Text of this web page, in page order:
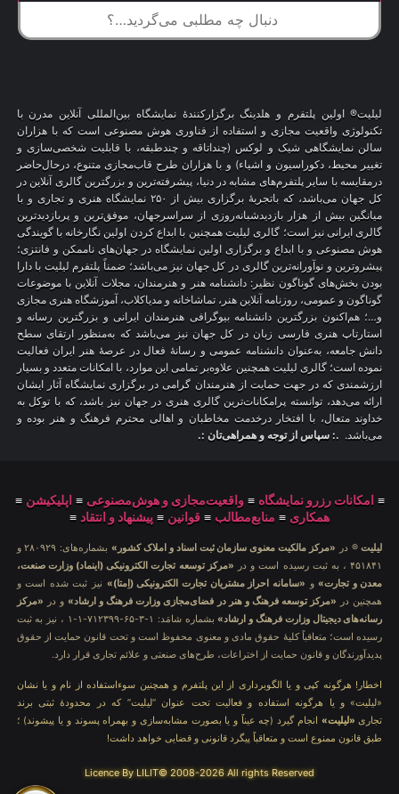
لیلیت® اولین پلتفرم و هلدینگ برگزارکنندهٔ نمایشگاه بین‌المللی آنلاین مدرن با
تکنولوژی واقعیت مجازی و استفاده از فناوری هوش مصنوعی است که با هزاران
سالن نمایشگاهی شیک و لوکس (چنداتاقه و چندطبقه، با قابلیت شخصی‌سازی و
تغییر محیط، دکوراسیون و اشیاء) و با هزاران طرح قاب‌مجازی متنوع، درحال‌حاضر
درمقایسه با سایر پلتفرم‌های مشابه در دنیا، پیشرفته‌ترین و بزرگترین گالری آنلاین در
کل جهان می‌باشد، که باتجربهٔ برگزاری بیش از ۲۵۰ نمایشگاه هنری و تجاری و با
میانگین بیش از هزار بازدیدشبانه‌روزی از سراسرجهان، موفق‌ترین و پربازدیدترین
گالری ایرانی نیز است؛ گالری لیلیت همچنین با ابداع کردن اولین نگارخانه با گویندگی
هوش مصنوعی و با ابداع و برگزاری اولین نمایشگاه در جهان‌های ناممکن و فانتزی؛
پیشروترین و نوآورانه‌ترین گالری در کل جهان نیز می‌باشد؛ ضمناً پلتفرم لیلیت با دارا
بودن بخش‌های گوناگون نظیر: دانشنامه هنر و هنرمندان، مجلات آنلاین با موضوعات
گوناگون و عمومی، روزنامه آنلاین هنر، تماشاخانه و مدیاکلاب، آموزشگاه هنری مجازی
و…؛ هم‌اکنون بزرگترین دانشنامه بیوگرافی هنرمندان ایرانی و بزرگترین رسانه و
استارتاپ هنری فارسی زبان در کل جهان نیز می‌باشد که به‌منظور ارتقای سطح
دانش جامعه، به‌عنوان دانشنامه عمومی و رسانهٔ فعال در عرصهٔ هنر ایران فعالیت
نموده است؛ گالری لیلیت همچنین علاوه‌بر تمامی این موارد، با امکانات متعدد و بسیار
ارزشمندی که در جهت حمایت از هنرمندان گرامی در برگزاری نمایشگاه آثار ایشان
ارائه می‌دهد، توانسته پرامکانات‌ترین گالری هنری در جهان نیز باشد، که با توکل به
خداوند متعال، با افتخار درخدمت مخاطبان و اهالی محترم فرهنگ و هنر بوده و
می‌باشد. .: سپاس از توجه و همراهی‌تان :.
≡ امکانات رزرو نمایشگاه ≡واقعیت‌مجازی و هوش‌مصنوعی ≡ اپلیکیشن ≡
همکاری ≡ منابع‌مطالب ≡ قوانین ≡ پیشنهاد و انتقاد ≡
لیلیت® در «مرکز مالکیت معنوی سازمان ثبت اسناد و املاک کشور»
بشماره‌های: ۲۸۰۹۲۹ و
۴۵۱۸۴۱ ، به ثبت رسیده است و در
«مرکز توسعه تجارت الکترونیکی (اینماد) وزارت صنعت،
معدن و تجارت»و «سامانه احراز مشتریان تجارت الکترونیکی (اِمتا)» نیز ثبت شده است و
همچنین در «مرکز توسعه فرهنگ و هنر در فضای‌مجازی وزارت فرهنگ و ارشاد» و در «مرکز
رسانه‌های دیجیتال وزارت فرهنگ و ارشاد»
بشماره شامَد: ۱-۳-۶۵-۷۱۲۳۹۹-۱-۱ ، نیز به ثبت
رسیده است؛ متعاقباً کلیهٔ حقوق مادی و معنوی محفوظ است و تحت قانون حمایت از حقوق
پدیدآورندگان و قانون حمایت از اختراعات، طرح‌های صنعتی و علائم تجاری قرار دارد.
اخطار! هرگونه کپی و یا الگوبرداری از این پلتفرم و همچنین سوءاستفاده از نام و یا نشان
«لیلیت» و یا هرگونه استفاده و فعالیت تحت عنوان “لیلیت” که در محدودهٔ ثبتی برند
تجاری «لیلیت» انجام گیرد (چه عیناً و یا بصورت مشابه‌سازی و بهمراه پسوند و یا پیشوند) ؛
طبق قانون ممنوع است و متعاقباً پیگرد قانونی و قضایی خواهد داشت!
Licence By LILIT© 2008-2026 All rights Reserved